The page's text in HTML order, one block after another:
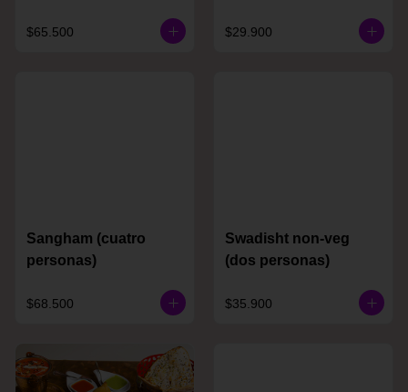
$65.500 $29.900
Sangham (cuatro
personas)
$68.500
Swadisht non-veg
(dos personas)
$35.900